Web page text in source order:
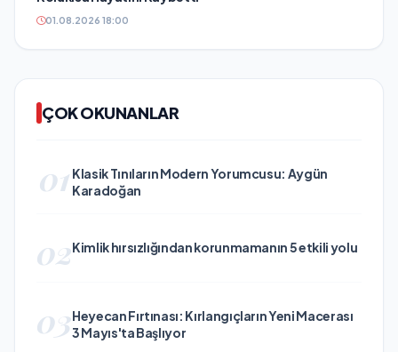
01.08.2026 18:00
ÇOK OKUNANLAR
01 Klasik Tınıların Modern Yorumcusu: Aygün
Karadoğan
02Kimlik hırsızlığından korunmamanın 5 etkili yolu
03Heyecan Fırtınası: Kırlangıçların Yeni Macerası
3 Mayıs'ta Başlıyor